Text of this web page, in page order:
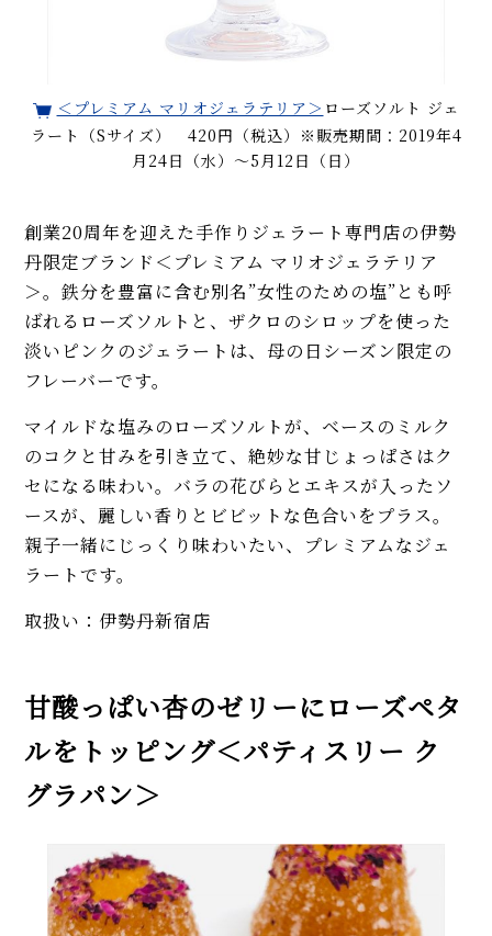
＜プレミアム マリオジェラテリア＞ ローズソルト ジェ
ラート（Sサイズ） 420円（税込）※販売期間：2019年4
月24日（水）～5月12日（日）
創業20周年を迎えた手作りジェラート専門店の伊勢
丹限定ブランド＜プレミアム マリオジェラテリア
＞。鉄分を豊富に含む別名”女性のための塩”とも呼
ばれるローズソルトと、ザクロのシロップを使った
淡いピンクのジェラートは、母の日シーズン限定の
フレーバーです。
マイルドな塩みのローズソルトが、ベースのミルク
のコクと甘みを引き立て、絶妙な甘じょっぱさはク
セになる味わい。バラの花びらとエキスが入ったソ
ースが、麗しい香りとビビットな色合いをプラス。
親子一緒にじっくり味わいたい、プレミアムなジェ
ラートです。
取扱い：伊勢丹新宿店
甘酸っぱい杏のゼリーにローズペタ
ルをトッピング＜パティスリー ク
グラパン＞